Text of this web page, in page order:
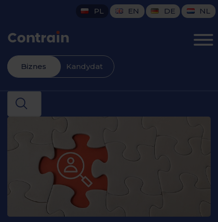
PL EN DE NL
Biznes
Kandydat
Contrain⟶Biznes⟶Wybór agencji pracy